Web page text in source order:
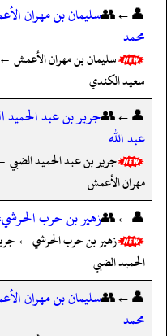
👤←👥سليمان بن مهران
محمد
سليمان بن مهران الأعمش
سعيد الكندي
👤←👥جرير بن عبد الحميد
عبد الله
جرير بن عبد الحميد
مهران الأعمش
👤←👥زهير بن حرب
زهير بن حرب الحرشي ←
الحميد الضبي
👤←👥سليمان بن مهران
محمد